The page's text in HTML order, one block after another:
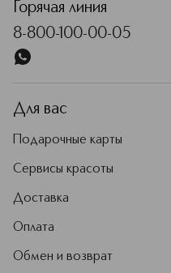
Горячая линия
8-800-100-00-05
Для вас
Подарочные карты
Сервисы красоты
Доставка
Оплата
Обмен и возврат